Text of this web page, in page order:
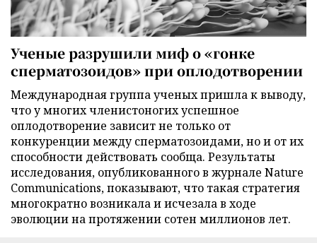
Ученые разрушили миф о «гонке
сперматозоидов» при оплодотворении
Международная группа ученых пришла к выводу,
что у многих членистоногих успешное
оплодотворение зависит не только от
конкуренции между сперматозоидами, но и от их
способности действовать сообща. Результаты
исследования, опубликованного в журнале Nature
Communications, показывают, что такая стратегия
многократно возникала и исчезала в ходе
эволюции на протяжении сотен миллионов лет.